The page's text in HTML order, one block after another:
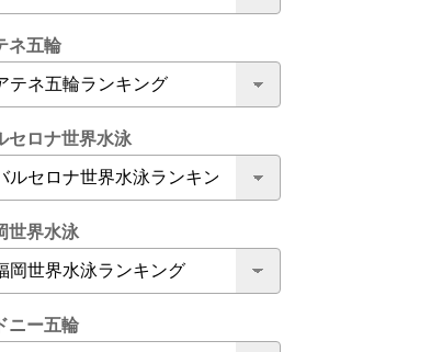
ネ五輪
セロナ世界水泳
世界水泳
ニー五輪